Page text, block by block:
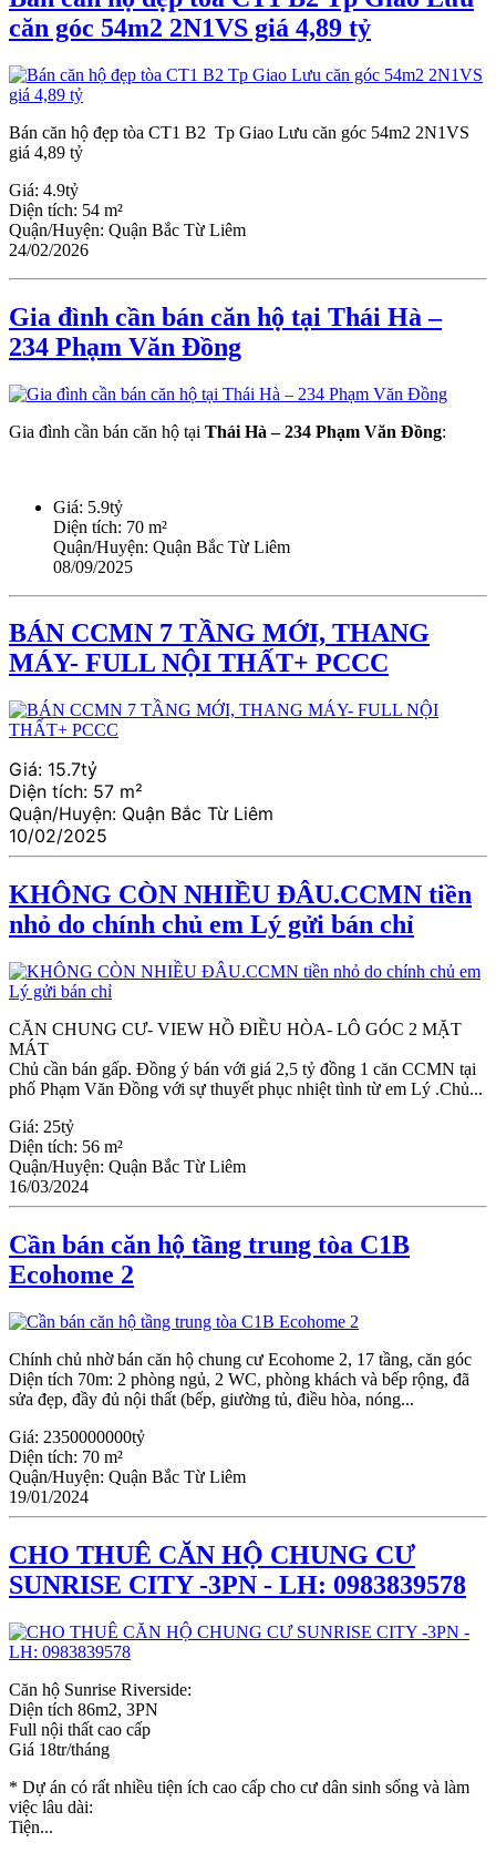
căn góc 54m2 2N1VS giá 4,89 tỷ
Bán căn hộ đẹp tòa CT1 B2 Tp Giao Lưu căn góc 54m2 2N1VS
giá 4,89 tỷ
Giá: 4.9tỷ
Diện tích: 54 m²
Quận/Huyện: Quận Bắc Từ Liêm
24/02/2026
Gia đình cần bán căn hộ tại Thái Hà –
234 Phạm Văn Đồng
Gia đình cần bán căn hộ tại Thái Hà – 234 Phạm Văn Đồng:
Giá: 5.9tỷ
Diện tích: 70 m²
Quận/Huyện: Quận Bắc Từ Liêm
08/09/2025
BÁN CCMN 7 TẦNG MỚI, THANG
MÁY- FULL NỘI THẤT+ PCCC
Giá: 15.7tỷ
Diện tích: 57 m²
Quận/Huyện: Quận Bắc Từ Liêm
10/02/2025
KHÔNG CÒN NHIỀU ĐÂU.CCMN tiền
nhỏ do chính chủ em Lý gửi bán chỉ
CĂN CHUNG CƯ- VIEW HỒ ĐIỀU HÒA- LÔ GÓC 2 MẶT
MÁT
Chủ cần bán gấp. Đồng ý bán với giá 2,5 tỷ đồng 1 căn CCMN tại
phố Phạm Văn Đồng với sự thuyết phục nhiệt tình từ em Lý .Chủ...
Giá: 25tỷ
Diện tích: 56 m²
Quận/Huyện: Quận Bắc Từ Liêm
16/03/2024
Cần bán căn hộ tầng trung tòa C1B
Ecohome 2
Chính chủ nhờ bán căn hộ chung cư Ecohome 2, 17 tầng, căn góc
Diện tích 70m: 2 phòng ngủ, 2 WC, phòng khách và bếp rộng, đã
sửa đẹp, đầy đủ nội thất (bếp, giường tủ, điều hòa, nóng...
Giá: 2350000000tỷ
Diện tích: 70 m²
Quận/Huyện: Quận Bắc Từ Liêm
19/01/2024
CHO THUÊ CĂN HỘ CHUNG CƯ
SUNRISE CITY -3PN - LH: 0983839578
Căn hộ Sunrise Riverside:
Diện tích 86m2, 3PN
Full nội thất cao cấp
Giá 18tr/tháng
* Dự án có rất nhiều tiện ích cao cấp cho cư dân sinh sống và làm
việc lâu dài:
Tiện...